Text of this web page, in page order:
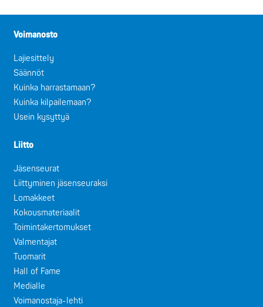
Voimanosto
Lajiesittely
Säännöt
Kuinka harrastamaan?
Kuinka kilpailemaan?
Usein kysyttyä
Liitto
Jäsenseurat
Liittyminen jäsenseuraksi
Lomakkeet
Kokousmateriaalit
Toimintakertomukset
Valmentajat
Tuomarit
Hall of Fame
Medialle
Voimanostaja-lehti